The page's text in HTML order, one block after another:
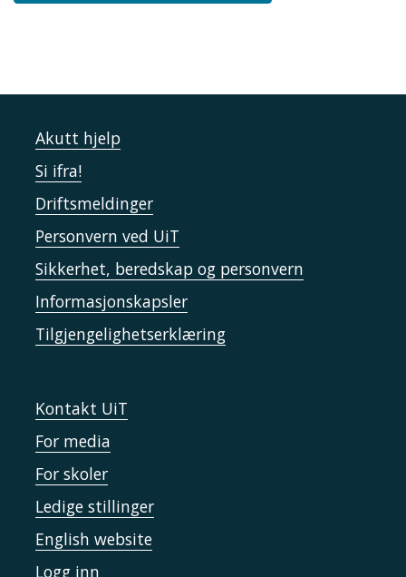
Akutt hjelp
Si ifra!
Driftsmeldinger
Personvern ved UiT
Sikkerhet, beredskap og personvern
Informasjonskapsler
Tilgjengelighetserklæring
Kontakt UiT
For media
For skoler
Ledige stillinger
English website
Logg inn